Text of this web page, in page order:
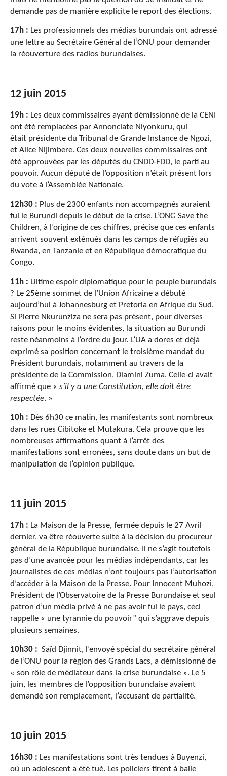
demande pas de manière explicite le report des élections.
17h : Les professionnels des médias burundais ont adressé
une lettre au Secrétaire Général de l’ONU pour demander
la réouverture des radios burundaises.
12 juin 2015
19h : Les deux commissaires ayant démissionné de la CENI
ont été remplacées par Annonciate Niyonkuru, qui
était présidente du Tribunal de Grande Instance de Ngozi,
et Alice Nijimbere. Ces deux nouvelles commissaires ont
été approuvées par les députés du CNDD-FDD, le parti au
pouvoir. Aucun député de l’opposition n’était présent lors
du vote à l’Assemblée Nationale.
12h30 : Plus de 2300 enfants non accompagnés auraient
fui le Burundi depuis le début de la crise. L’ONG Save the
Children, à l’origine de ces chiffres, précise que ces enfants
arrivent souvent exténués dans les camps de réfugiés au
Rwanda, en Tanzanie et en République démocratique du
Congo.
11h : Ultime espoir diplomatique pour le peuple burundais
? Le 25ème sommet de l’Union Africaine a débuté
aujourd’hui à Johannesburg et Pretoria en Afrique du Sud.
Si Pierre Nkurunziza ne sera pas présent, pour diverses
raisons pour le moins évidentes, la situation au Burundi
reste néanmoins à l’ordre du jour. L’UA a dores et déjà
exprimé sa position concernant le troisième mandat du
Président burundais, notamment au travers de la
présidente de la Commission, Dlamini Zuma. Celle-ci avait
affirmé que « s’il y a une Constitution, elle doit être
respectée. »
10h : Dès 6h30 ce matin, les manifestants sont nombreux
dans les rues Cibitoke et Mutakura. Cela prouve que les
nombreuses affirmations quant à l’arrêt des
manifestations sont erronées, sans doute dans un but de
manipulation de l’opinion publique.
11 juin 2015
17h : La Maison de la Presse, fermée depuis le 27 Avril
dernier, va être réouverte suite à la décision du procureur
général de la République burundaise. Il ne s’agit toutefois
pas d’une avancée pour les médias indépendants, car les
journalistes de ces médias n’ont toujours pas l’autorisation
d’accéder à la Maison de la Presse. Pour Innocent Muhozi,
Président de l’Observatoire de la Presse Burundaise et seul
patron d’un média privé à ne pas avoir fui le pays, ceci
rappelle « une tyrannie du pouvoir” qui s’aggrave depuis
plusieurs semaines.
10h30 : Saïd Djinnit, l’envoyé spécial du secrétaire général
de l’ONU pour la région des Grands Lacs, a démissionné de
« son rôle de médiateur dans la crise burundaise ». Le 5
juin, les membres de l’opposition burundaise avaient
demandé son remplacement, l’accusant de partialité.
10 juin 2015
16h30 : Les manifestations sont très tendues à Buyenzi,
où un adolescent a été tué. Les policiers tirent à balle